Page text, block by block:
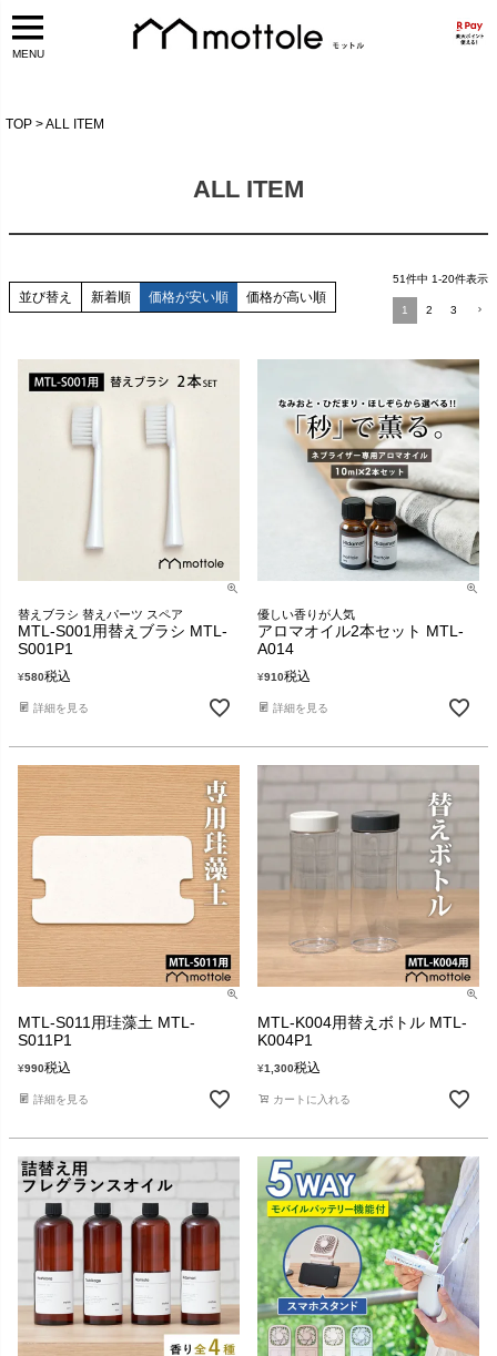
MENU
TOP ALL ITEM
ALL ITEM
並び替え 新着順 価格が安い順 価格が高い順
51件中 1-20件表示
1 2 3
替えブラシ 替えパーツ スペア
MTL-S001用替えブラシ MTL-
S001P1
¥580税込
詳細を見る
優しい香りが人気
アロマオイル2本セット MTL-
A014
¥910税込
詳細を見る
MTL-S011用珪藻土 MTL-
S011P1
¥990税込
詳細を見る
MTL-K004用替えボトル MTL-
K004P1
¥1,300税込
カートに入れる